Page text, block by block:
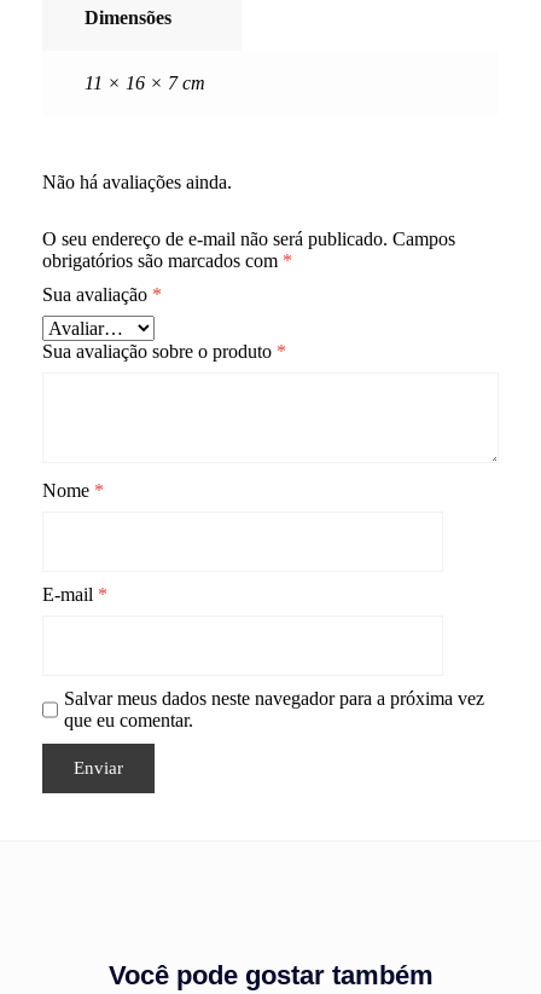
Dimensões
11 × 16 × 7 cm
Não há avaliações ainda.
O seu endereço de e-mail não será publicado. Campos
obrigatórios são marcados com *
Sua avaliação *
Sua avaliação sobre o produto *
Nome *
E-mail *
Salvar meus dados neste navegador para a próxima vez
que eu comentar.
Você pode gostar também